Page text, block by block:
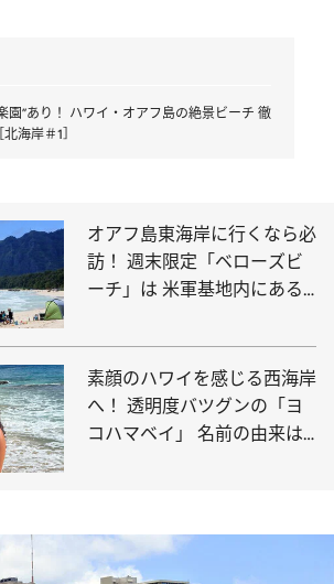
園”あり！ ハワイ・オアフ島の絶景ビーチ 徹
海岸＃1］
オアフ島東海岸に行くなら必
訪！ 週末限定「ベローズビ
ーチ」は 米軍基地内にある
素顔のハワイを感じる西海岸
へ！ 透明度バツグンの「ヨ
コハマベイ」 名前の由来は